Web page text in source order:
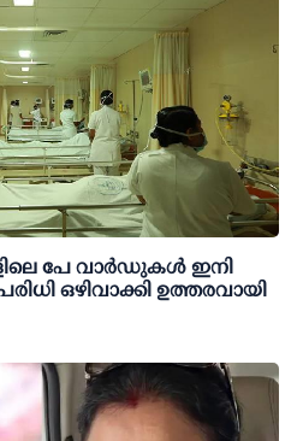
പേ വാര്‍ഡുകള്‍ ഇനി
ഒഴിവാക്കി ഉത്തരവായി